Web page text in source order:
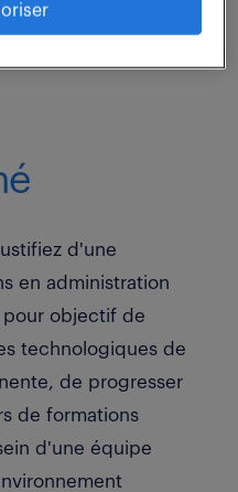
outils de gestion et
d'une
en administration
pour objectif de
technologiques de
de progresser
de formations
d'une équipe